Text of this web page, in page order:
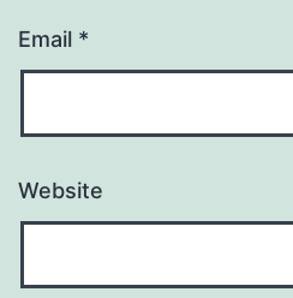
Email *
Website